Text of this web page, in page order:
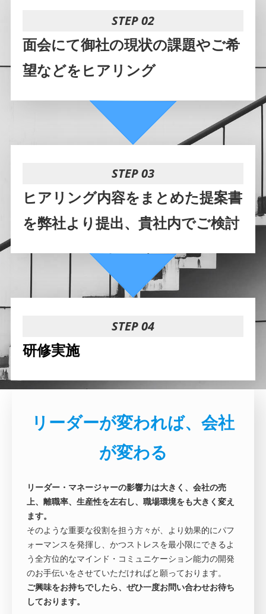
STEP 02
面会にて御社の現状の課題やご希
望などをヒアリング
STEP 03
ヒアリング内容をまとめた提案書
を弊社より提出、貴社内でご検討
STEP 04
研修実施
リーダーが変われば、会社
が変わる
リーダー・マネージャーの影響力は大きく、会社の売
上、離職率、生産性を左右し、職場環境をも大きく変え
ます。
そのような重要な役割を担う方々が、より効果的にパフ
ォーマンスを発揮し、かつストレスを最小限にできるよ
う全方位的なマインド・コミュニケーション能力の開発
のお手伝いをさせていただければと願っております。
ご興味をお持ちでしたら、ぜひ一度お問い合わせお待ち
しております。